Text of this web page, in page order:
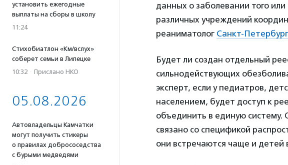
установить ежегодные
выплаты на сборы в школу
11:24
Стихобиатлон «Км/вслух»
соберет семьи в Липецке
10:32 · Прислано НКО
05.08.2026
Автовладельцы Камчатки
могут получить стикеры
о правилах добрососедства
с бурыми медведями
данных о заболевании того
различных учреждений
реаниматолог Санкт-
Будет ли создан отдельный
сильнодействующих
эксперт, если у педиатров,
населением, будет доступ к
объединить в единую систему.
связано со спецификой
они встречаются чаще и детей